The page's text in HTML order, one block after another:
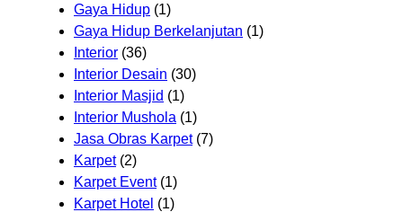
Gaya Hidup (1)
Gaya Hidup Berkelanjutan (1)
Interior (36)
Interior Desain (30)
Interior Masjid (1)
Interior Mushola (1)
Jasa Obras Karpet(7)
Karpet(2)
Karpet Event(1)
Karpet Hotel (1)